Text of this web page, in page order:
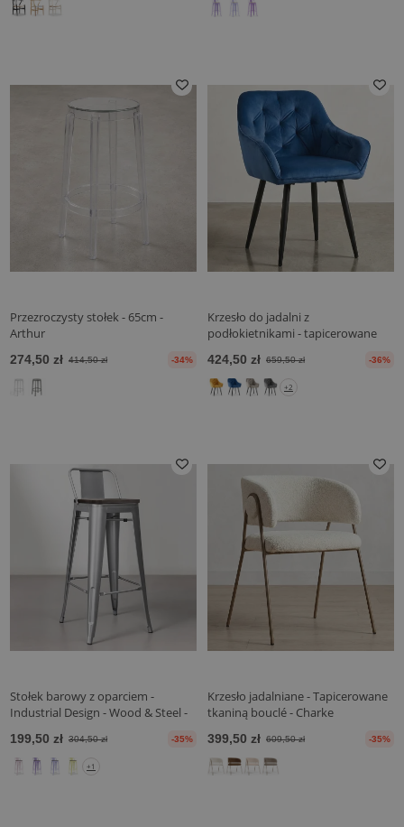
Przezroczysty stołek - 65cm -
Arthur
274,50 zł 414,50 zł -34%
Krzesło do jadalni z
podłokietnikami - tapicerowane
424,50 zł 659,50 zł -36%
+2
Stołek barowy z oparciem -
Industrial Design - Wood & Steel -
199,50 zł 304,50 zł -35%
+1
Krzesło jadalniane - Tapicerowane
tkaniną bouclé - Charke
399,50 zł 609,50 zł -35%